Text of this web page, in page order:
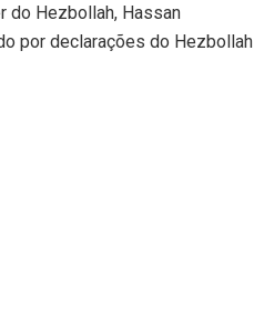
do Hezbollah, Hassan
por declarações do Hezbollah